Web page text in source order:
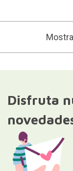
Disfruta